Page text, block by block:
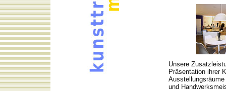
Unsere
Präsentation ihrer
und